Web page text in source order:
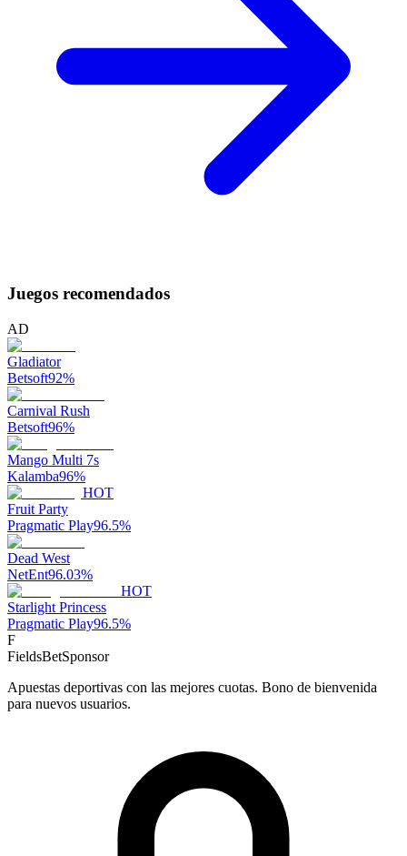
Juegos recomendados
AD
Gladiator
Betsoft92%
Carnival Rush
Betsoft96%
Mango Multi 7s
Kalamba96%
HOT
Fruit Party
Pragmatic Play96.5%
Dead West
NetEnt96.03%
HOT
Starlight Princess
Pragmatic Play96.5%
F
FieldsBetSponsor
Apuestas deportivas con las mejores cuotas. Bono de bienvenida
para nuevos usuarios.